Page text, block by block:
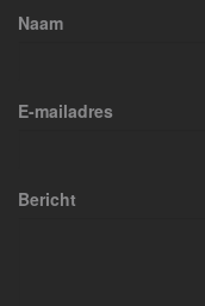
Naam
E-mailadres
Bericht